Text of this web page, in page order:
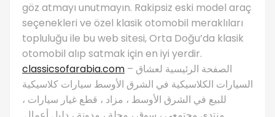
göz atmayı unutmayın. Rakipsiz eski model araç
seçenekleri ve özel klasik otomobil meraklıları
topluluğu ile bu web sitesi, Orta Doğu’da klasik
otomobil alıp satmak için en iyi yerdir.
classicsofarabia.com – الصفحة الرئيسية لعشاق
السيارات الكلاسيكية في الشرق الأوسط سيارات كلاسيكية
للبيع في الشرق الأوسط ، مزاد ، قطع غيار سيارات ،